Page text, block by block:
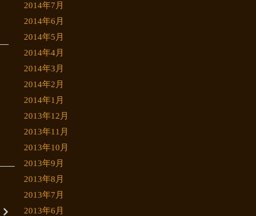
2014年7月
2014年6月
2014年5月
2014年4月
2014年3月
2014年2月
2014年1月
2013年12月
2013年11月
2013年10月
2013年9月
2013年8月
2013年7月
2013年6月